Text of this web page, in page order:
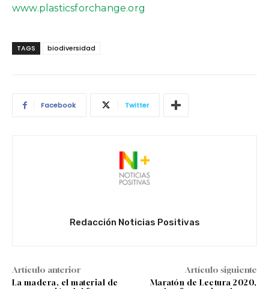
www.plasticsforchange.org
TAGS biodiversidad
Facebook Twitter
Redacción Noticias Positivas
Artículo anterior
La madera, el material de
Artículo siguiente
Maratón de Lectura 2020,